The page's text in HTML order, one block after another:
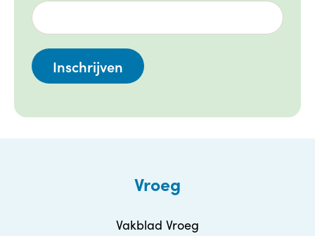
Vroeg
Vakblad Vroeg